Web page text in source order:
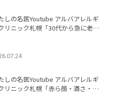
しの名医Youtube アルバアレルギ
リニック札幌「30代から急に老け
しの名医Youtube アルバアレルギ
リニック札幌「赤ら顔・酒さ・ニ